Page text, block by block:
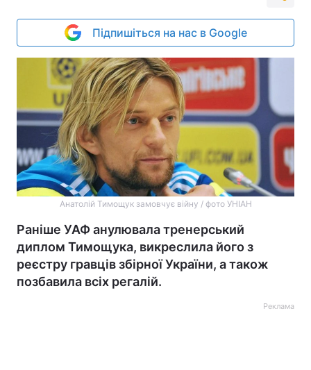
Підпишіться на нас в Google
Анатолій Тимощук замовчує війну / фото УНІАН
Раніше УАФ анулювала тренерський
диплом Тимощука, викреслила його з
реєстру гравців збірної України, а також
позбавила всіх регалій.
Реклама